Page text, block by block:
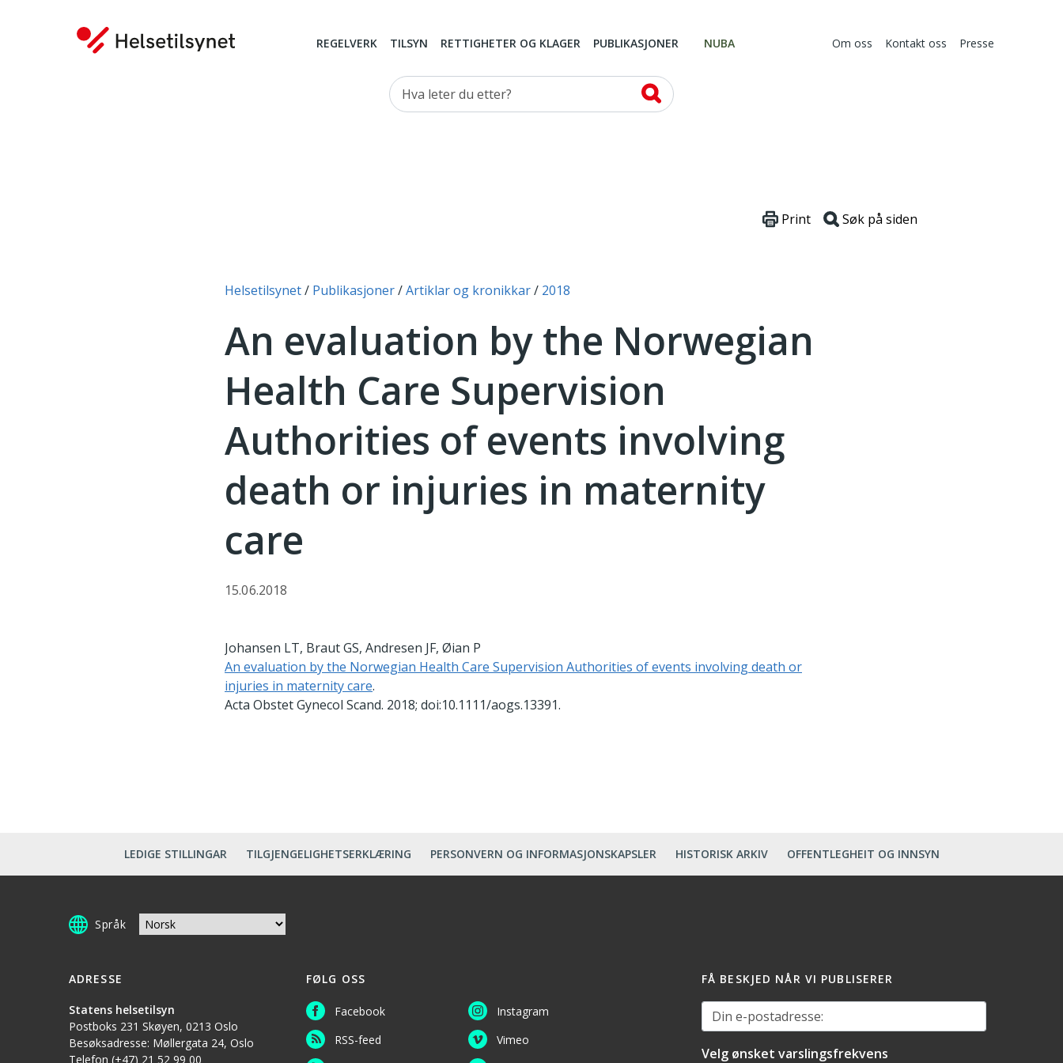
REGELVERK TILSYN RETTIGHETER OG KLAGER PUBLIKASJONER NUBA Om oss Kontakt oss Presse
Hva leter du etter?
Du er her:
Helsetilsynet Publikasjoner Artiklar og kronikkar 2018
Print Søk på siden
An evaluation by the Norwegian
Health Care Supervision
Authorities of events involving
death or injuries in maternity
care
15.06.2018
Johansen LT, Braut GS, Andresen JF, Øian P
An evaluation by the Norwegian Health Care Supervision Authorities of events involving death or
injuries in maternity care.
Acta Obstet Gynecol Scand. 2018; doi:10.1111/aogs.13391.
LEDIGE STILLINGAR TILGJENGELIGHETSERKLÆRING PERSONVERN OG INFORMASJONSKAPSLER HISTORISK ARKIV OFFENTLEGHEIT OG INNSYN
Språk
ADRESSE
Statens helsetilsyn
Postboks 231 Skøyen, 0213 Oslo
Besøksadresse: Møllergata 24, Oslo
Telefon (+47) 21 52 99 00
FØLG OSS
Facebook
RSS-feed
Instagram
Vimeo
FÅ BESKJED NÅR VI PUBLISERER
Din e-postadresse:
Velg ønsket varslingsfrekvens